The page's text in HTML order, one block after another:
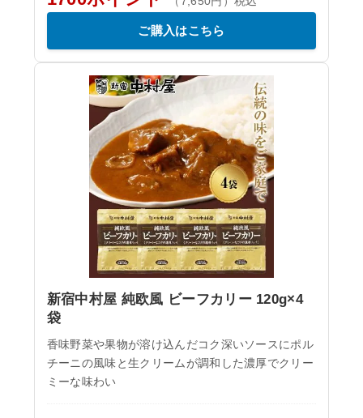
ご購入はこちら
新宿中村屋 純欧風 ビーフカリー 120g×4
袋
香味野菜や果物が溶け込んだコク深いソースにポル
チーニの風味と生クリームが調和した濃厚でクリー
ミーな味わい